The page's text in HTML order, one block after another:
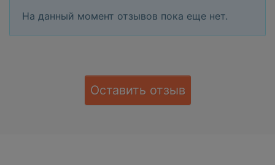
На данный момент отзывов пока еще нет.
Оставить отзыв